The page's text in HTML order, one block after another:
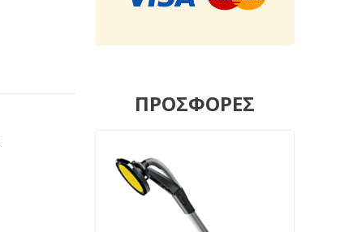
ΠΡΟΣΦΟΡΕΣ